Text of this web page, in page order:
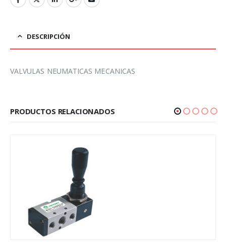
DESCRIPCIÓN
VALVULAS NEUMATICAS MECANICAS
PRODUCTOS RELACIONADOS